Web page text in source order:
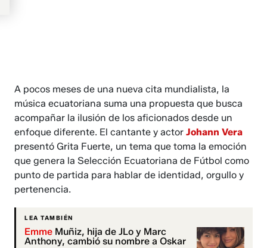
A pocos meses de una nueva cita mundialista, la
música ecuatoriana suma una propuesta que busca
acompañar la ilusión de los aficionados desde un
enfoque diferente. El cantante y actorJohann Vera
presentó Grita Fuerte, un tema que toma la emoción
que genera la Selección Ecuatoriana de Fútbol como
punto de partida para hablar de identidad, orgullo y
pertenencia.
LEA TAMBIÉN
Emme Muñiz, hija de JLo y Marc
Anthony, cambió su nombre a Oskar